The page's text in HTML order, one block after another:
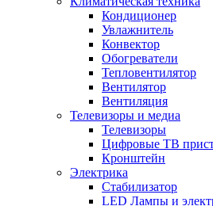
Кондиционер
Увлажнитель
Конвектор
Обогреватели
Тепловентилятор
Вентилятор
Вентиляция
Телевизоры и медиа
Телевизоры
Цифровые ТВ
Кронштейн
Электрика
Стабилизатор
LED Лампы и